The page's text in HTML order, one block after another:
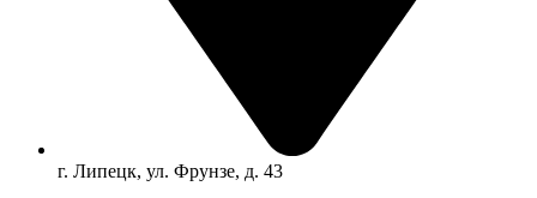
г. Липецк, ул. Фрунзе, д. 43